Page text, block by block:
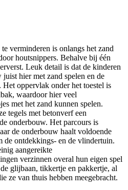
verminderen is onlangs het zand
houtsnippers. Behalve bij één
Leuk detail is dat de kinderen
hier met zand spelen en de
oppervlak onder het toestel is
waardoor hier veel
met het zand kunnen spelen.
tegels met betonverf een
onderbouw. Het parcours is
de onderbouw haalt voldoende
de ontdekkings- en de vlindertuin.
aangereikte
verzinnen overal hun eigen spel
de glijbaan, tikkertje en pakkertje, al
ze van thuis hebben meegebracht.